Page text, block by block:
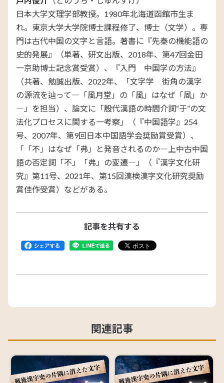
日本大学文理学部教授。1980年北海道函館市生ま
れ。東京大学大学院博士課程修了、博士（文学）。専
門は古代中国の文字と言語。著書に『先秦の機能語の
史的発展』（単著、研文出版、2018年、第47回金田
一京助博士記念賞受賞）、『入門 中国学の方法』
（共著、勉誠出版、2022年、「文字学 街角の漢字
の源流を辿って―「風月堂」の「風」はなぜ「凮」か
―」を担当）、論文に「殷代漢語の時間介詞“于”の文
法化プロセスに関する一考察」（『中国語学』254
号、2007年、第9回日本中国語学会奨励賞受賞）、
「「不」はなぜ「弗」と発音されるのか―上中古中国
語の否定詞「不」「弗」の変遷―」（『漢字文化研
究』第11号、2021年、第15回漢検漢字文化研究奨励
賞佳作受賞）などがある。
記事を共有する
関連記事